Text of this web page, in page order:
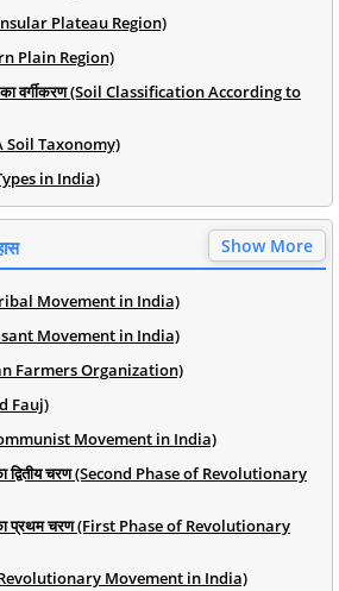
Plateau Region)
Plain Region)
का वर्गीकरण (Soil Classification According to
Soil Taxonomy)
in India)
Show More
Movement in India)
Movement in India)
Farmers Organization)
Fauj)
Movement in India)
द्वितीय चरण (Second Phase of Revolutionary
का प्रथम चरण (First Phase of Revolutionary
(Revolutionary Movement in India)